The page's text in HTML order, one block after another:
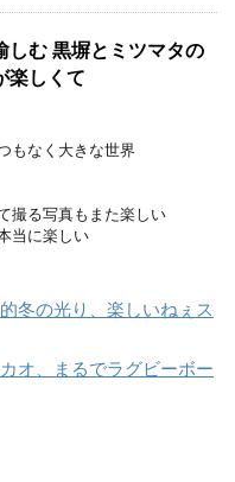
しむ 黒塀とミツマタの
楽しくて
もなく大きな世界
撮る写真もまた楽しい
当に楽しい
冬の光り、楽しいねぇス
オ、まるでラグビーボー